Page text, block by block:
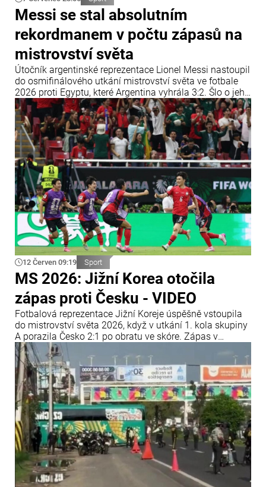
Messi se stal absolutním
rekordmanem v počtu zápasů na
mistrovství světa
Útočník argentinské reprezentace Lionel Messi nastoupil
do osmifinálového utkání mistrovství světa ve fotbale
2026 proti Egyptu, které Argentina vyhrála 3:2. Šlo o jeho
14. zápas ve vyřazovací fázi mistrovství světa, čímž
vyrovnal rekord bývalého německého reprezentanta
Miroslava Kloseho.
12 Červen 09:19 Sport
MS 2026: Jižní Korea otočila
zápas proti Česku - VIDEO
Fotbalová reprezentace Jižní Koreje úspěšně vstoupila
do mistrovství světa 2026, když v utkání 1. kola skupiny
A porazila Česko 2:1 po obratu ve skóre. Zápas v
Guadalajaře se dlouho nevyvíjel ve prospěch asijského
týmu, ten však dokázal průběh utkání zvrátit a získat tři
body.